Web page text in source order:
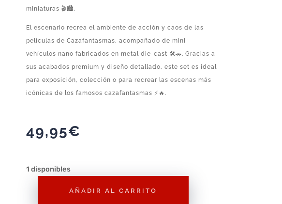
miniaturas 🎬🏙️.
El escenario recrea el ambiente de acción y caos de las
películas de Cazafantasmas, acompañado de mini
vehículos nano fabricados en metal die-cast 🛠️🚗. Gracias a
sus acabados premium y diseño detallado, este set es ideal
para exposición, colección o para recrear las escenas más
icónicas de los famosos cazafantasmas ⚡🔥.
49,95€
1 disponibles
AÑADIR AL CARRITO